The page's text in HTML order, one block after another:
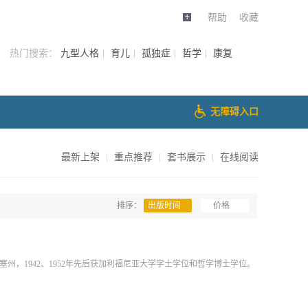
帮助 收藏
热门搜索： 九型人格 育儿 孤独症 哲学 康复
无障碍入口
最新上架 重点推荐 套书展示 在线阅读
排序： 出版时间 价格
，1942、1952年先后获加利福尼亚大学学士学位和哲学博士学位。